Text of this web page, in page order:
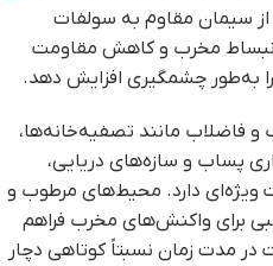
از سیمان مقاوم به سولفات
انبساط مخرب و کاهش مقاومت
به‌طور چشمگیری افزایش دهد.
فاضلاب مانند تصفیه‌خانه‌ها،
پساب و سازه‌های دریایی،
دارد. محیط‌های مرطوب و
برای واکنش‌های مخرب فراهم
مدت زمان نسبتاً کوتاهی دچار